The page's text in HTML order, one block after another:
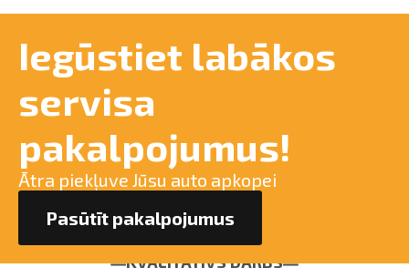
Iegūstiet labākos
servisa
pakalpojumus!
Ātra piekļuve Jūsu auto apkopei
Pasūtīt pakalpojumus
KVALITATĪVS DARBS